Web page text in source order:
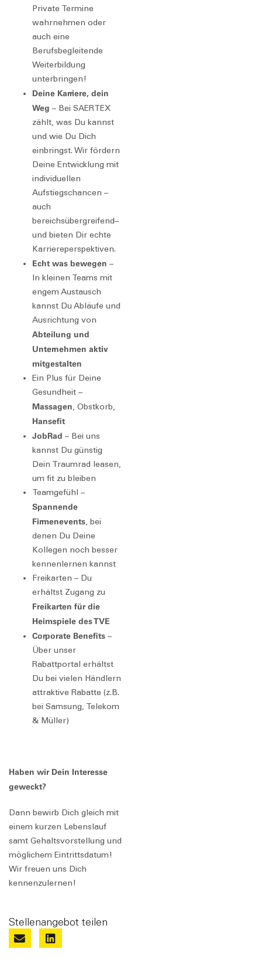
Private Termine
wahrnehmen oder
auch eine
Berufsbegleitende
Weiterbildung
unterbringen!
Deine Karriere, dein
Weg – Bei SAERTEX
zählt, was Du kannst
und wie Du Dich
einbringst. Wir fördern
Deine Entwicklung mit
individuellen
Aufstiegschancen –
auch
bereichsübergreifend–
und bieten Dir echte
Karriereperspektiven.
Echt was bewegen –
In kleinen Teams mit
engem Austausch
kannst Du Abläufe und
Ausrichtung von
Abteilung und
Unternehmen aktiv
mitgestalten
Ein Plus für Deine
Gesundheit –
Massagen, Obstkorb,
Hansefit
JobRad – Bei uns
kannst Du günstig
Dein Traumrad leasen,
um fit zu bleiben
Teamgefühl –
Spannende
Firmenevents, bei
denen Du Deine
Kollegen noch besser
kennenlernen kannst
Freikarten – Du
erhältst Zugang zu
Freikarten für die
Heimspiele des TVE
Corporate Benefits –
Über unser
Rabattportal erhältst
Du bei vielen Händlern
attraktive Rabatte (z.B.
bei Samsung, Telekom
& Müller)
Haben wir Dein Interesse
geweckt?
Dann bewirb Dich gleich mit
einem kurzen Lebenslauf
samt Gehaltsvorstellung und
möglichem Eintrittsdatum!
Wir freuen uns Dich
kennenzulernen!
Stellenangebot teilen